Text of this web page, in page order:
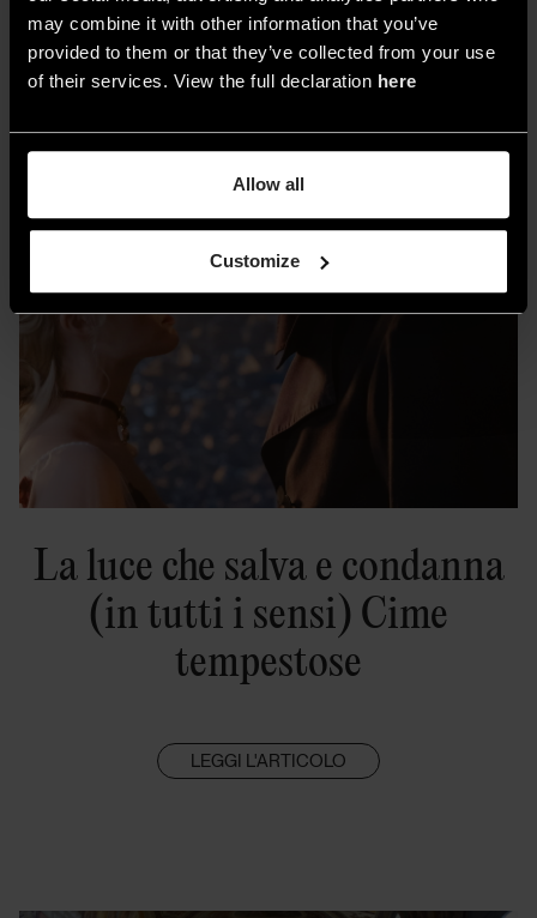
may combine it with other information that you’ve
provided to them or that they’ve collected from your use
of their services. View the full declaration here
Allow all
Customize
La luce che salva e condanna
(in tutti i sensi) Cime
tempestose
LEGGI L'ARTICOLO